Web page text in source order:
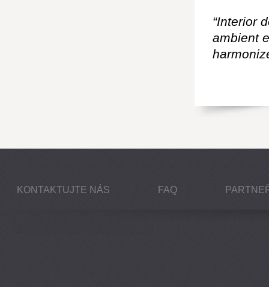
“Interior
ambient
KONTAKTUJTE NÁS FAQ